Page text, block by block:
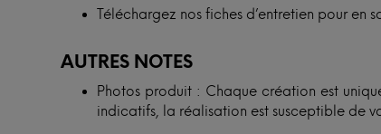
Téléchargez nos fiches d’entretien pour en
AUTRES NOTES
Photos produit : Chaque création est
indicatifs, la réalisation est susceptible de